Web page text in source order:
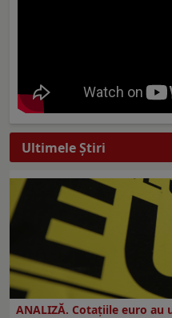
Ultimele Ştiri
ANALIZĂ. Cotațiile euro au